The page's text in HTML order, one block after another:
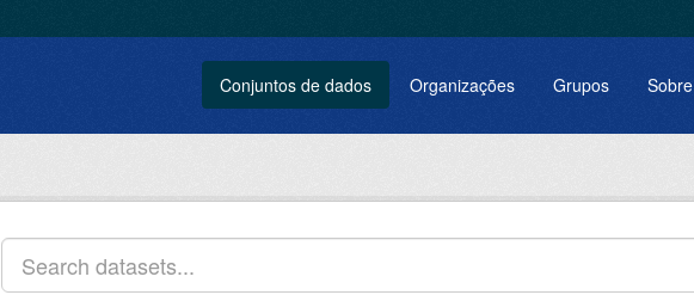
Conjuntos de dados Organizações Grupos Sobre